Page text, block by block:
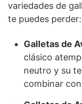
variedades de
te puedes perder:
Galletas de
clásico
neutro y su
combinar